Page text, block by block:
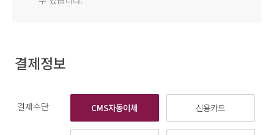
결제정보
결제수단 CMS자동이체 신용카드